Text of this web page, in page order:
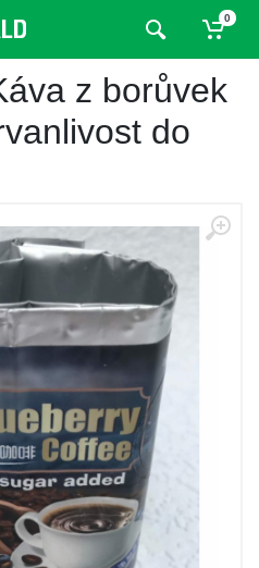
0
z borůvek
do